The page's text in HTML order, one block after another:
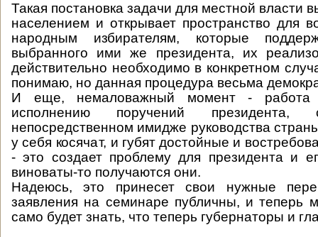
Такая постановка задачи для местной власти
населением и открывает пространство для
народным избирателям, которые
выбранного ими же президента, их
действительно необходимо в конкретном
понимаю, но данная процедура весьма
И еще, немаловажный момент - работа
исполнению поручений президента,
непосредственном имидже руководства
у себя косячат, и губят достойные и
- это создает проблему для президента и
виноваты-то получаются они.
Надеюсь, это принесет свои нужные
заявления на семинаре публичны, и теперь
само будет знать, что теперь губернаторы и